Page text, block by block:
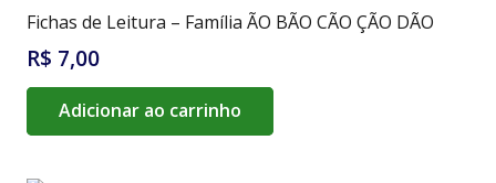
Fichas de Leitura – Família ÃO BÃO CÃO ÇÃO DÃO
R$ 7,00
Adicionar ao carrinho